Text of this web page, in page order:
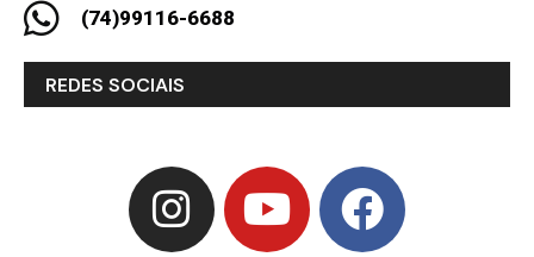
(74)99116-6688
REDES SOCIAIS